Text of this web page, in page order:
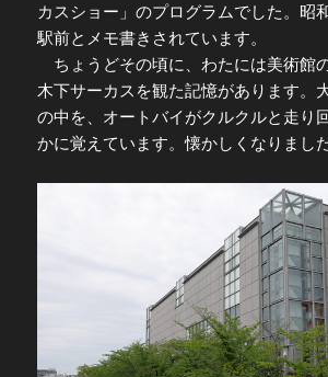
カスショー」のプログラムでした。昭
駅前とメモ書きされています。
ちょうどその頃に、わたには美術館
木下サーカスを観た記憶があります。
の中を、オートバイがクルクルと走り
かに覚えています。懐かしくなりました